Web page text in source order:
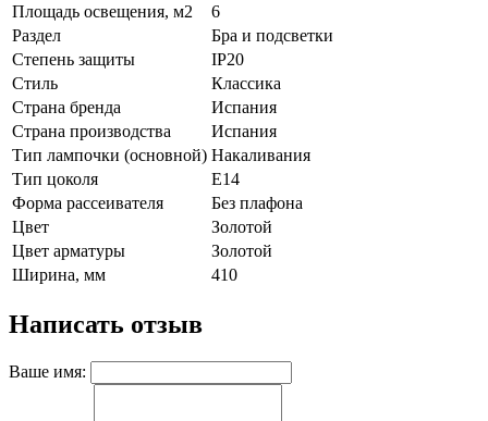
Площадь освещения, м2
6
Раздел
Бра и подсветки
Степень защиты
IP20
Стиль
Классика
Страна бренда
Испания
Страна производства
Испания
Тип лампочки (основной) Накаливания
Тип цоколя
E14
Форма рассеивателя
Без плафона
Цвет
Золотой
Цвет арматуры
Золотой
Ширина, мм
410
Написать отзыв
Ваше имя: